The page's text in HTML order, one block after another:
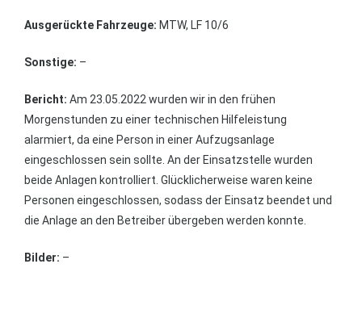
Ausgerückte Fahrzeuge: MTW, LF 10/6
Sonstige: –
Bericht: Am 23.05.2022 wurden wir in den frühen
Morgenstunden zu einer technischen Hilfeleistung
alarmiert, da eine Person in einer Aufzugsanlage
eingeschlossen sein sollte. An der Einsatzstelle wurden
beide Anlagen kontrolliert. Glücklicherweise waren keine
Personen eingeschlossen, sodass der Einsatz beendet und
die Anlage an den Betreiber übergeben werden konnte.
Bilder: –